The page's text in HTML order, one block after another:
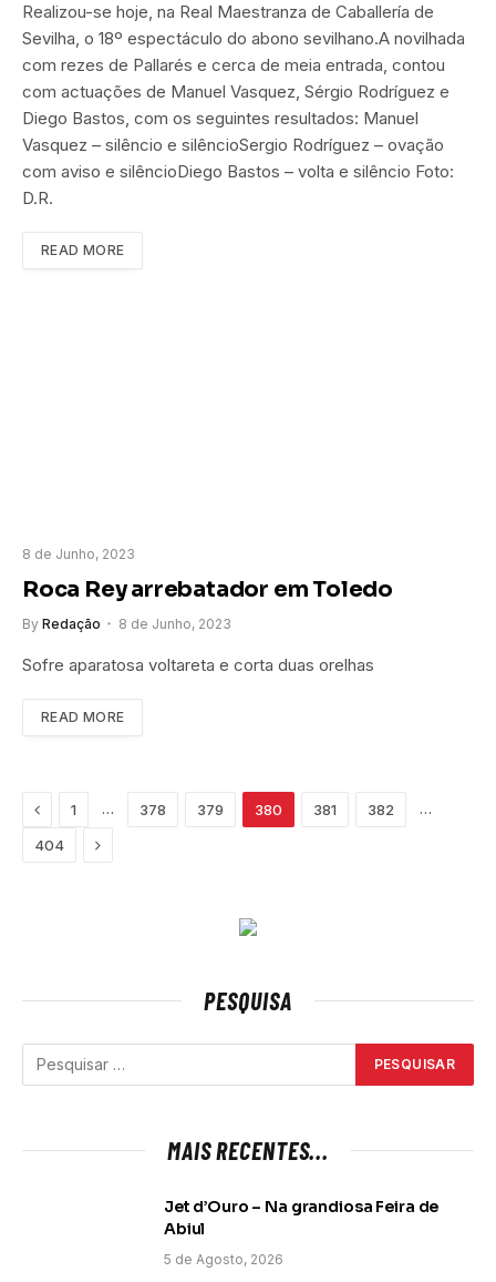
Realizou-se hoje, na Real Maestranza de Caballería de
Sevilha, o 18º espectáculo do abono sevilhano.A novilhada
com rezes de Pallarés e cerca de meia entrada, contou
com actuações de Manuel Vasquez, Sérgio Rodríguez e
Diego Bastos, com os seguintes resultados: Manuel
Vasquez – silêncio e silêncioSergio Rodríguez – ovação
com aviso e silêncioDiego Bastos – volta e silêncio Foto:
D.R.
READ MORE
8 de Junho, 2023
Roca Rey arrebatador em Toledo
By Redação 8 de Junho, 2023
Sofre aparatosa voltareta e corta duas orelhas
READ MORE
Previous
1 … 378 379 380 381 382 …
404 Next
PESQUISA
MAIS RECENTES...
Jet d’Ouro – Na grandiosa Feira de
Abiul
5 de Agosto, 2026